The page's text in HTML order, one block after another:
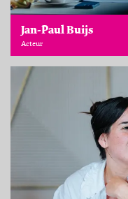
Jan-Paul Buijs
Acteur